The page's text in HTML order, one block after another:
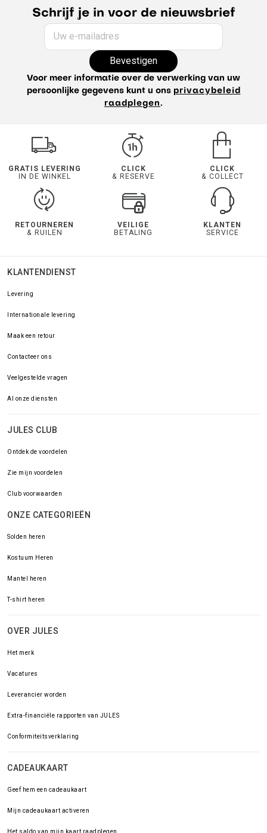
Schrijf je in voor de nieuwsbrief
Uw e-mailadres
Bevestigen
Voor meer informatie over de verwerking van uw
persoonlijke gegevens kunt u ons privacybeleid
raadplegen.
GRATIS LEVERING
IN DE WINKEL
CLICK
& RESERVE
CLICK
& COLLECT
RETOURNEREN
& RUILEN
VEILIGE
BETALING
KLANTEN
SERVICE
KLANTENDIENST
Levering
Internationale levering
Maak een retour
Contacteer ons
Veelgestelde vragen
Al onze diensten
JULES CLUB
Ontdek de voordelen
Zie mijn voordelen
Club voorwaarden
ONZE CATEGORIEËN
Solden heren
Kostuum Heren
Mantel heren
T-shirt heren
OVER JULES
Het merk
Vacatures
Leverancier worden
Extra-financiële rapporten van JULES
Conformiteitsverklaring
CADEAUKAART
Geef hem een cadeaukaart
Mijn cadeaukaart activeren
Het saldo van mijn kaart raadplegen